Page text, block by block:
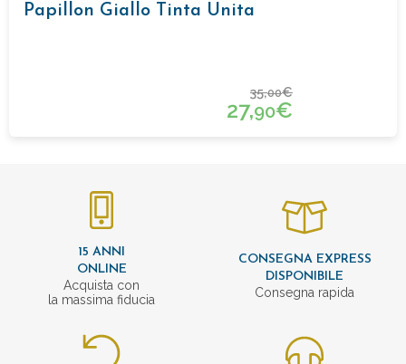
Papillon Giallo Tinta Unita
35,00€
27,90€
15 ANNI
ONLINE
Acquista con
la massima fiducia
CONSEGNA EXPRESS
DISPONIBILE
Consegna rapida